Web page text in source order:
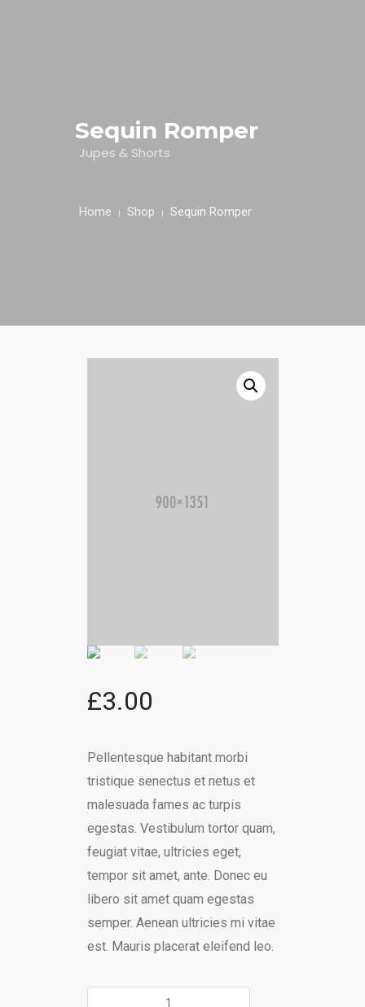
TESTIMONIALS
Sequin Romper
Jupes & Shorts
Home Shop Sequin Romper
£3.00
Pellentesque habitant morbi
tristique senectus et netus et
malesuada fames ac turpis
egestas. Vestibulum tortor quam,
feugiat vitae, ultricies eget,
tempor sit amet, ante. Donec eu
libero sit amet quam egestas
semper. Aenean ultricies mi vitae
est. Mauris placerat eleifend leo.